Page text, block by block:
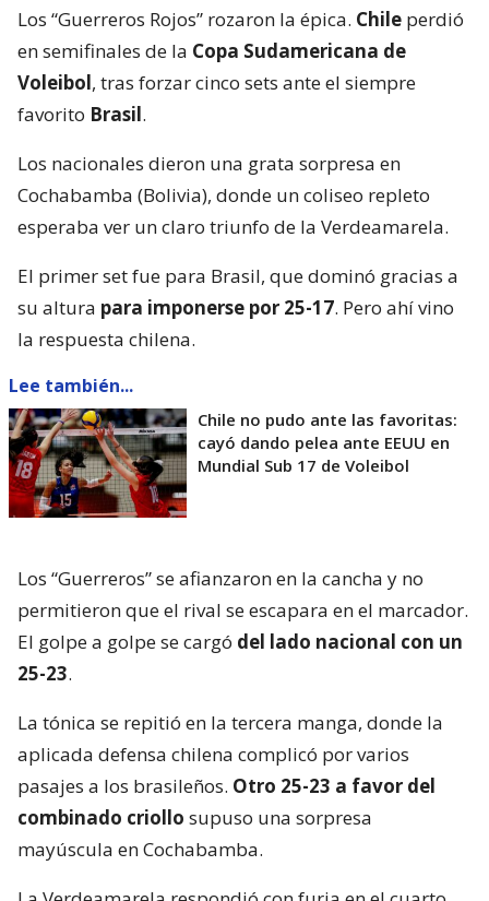
Los “Guerreros Rojos” rozaron la épica. Chile perdió
en semifinales de la Copa Sudamericana de
Voleibol, tras forzar cinco sets ante el siempre
favorito Brasil.
Los nacionales dieron una grata sorpresa en
Cochabamba (Bolivia), donde un coliseo repleto
esperaba ver un claro triunfo de la Verdeamarela.
El primer set fue para Brasil, que dominó gracias a
su altura para imponerse por 25-17. Pero ahí vino
la respuesta chilena.
Lee también...
Chile no pudo ante las favoritas:
cayó dando pelea ante EEUU en
Mundial Sub 17 de Voleibol
Los “Guerreros” se afianzaron en la cancha y no
permitieron que el rival se escapara en el marcador.
El golpe a golpe se cargó del lado nacional con un
25-23.
La tónica se repitió en la tercera manga, donde la
aplicada defensa chilena complicó por varios
pasajes a los brasileños. Otro 25-23 a favor del
combinado criollo supuso una sorpresa
mayúscula en Cochabamba.